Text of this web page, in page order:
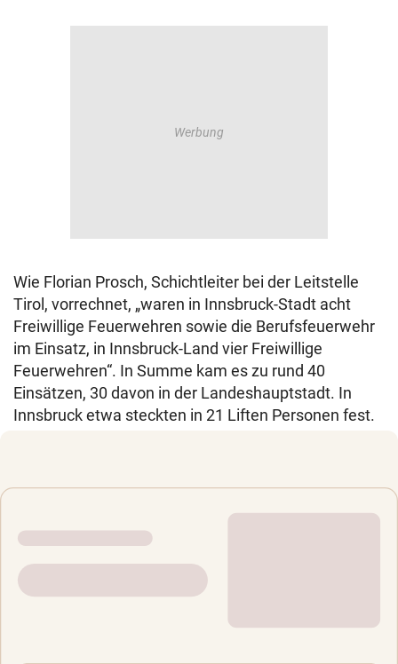
Wie Florian Prosch, Schichtleiter bei der Leitstelle
Tirol, vorrechnet, „waren in Innsbruck-Stadt acht
Freiwillige Feuerwehren sowie die Berufsfeuerwehr
im Einsatz, in Innsbruck-Land vier Freiwillige
Feuerwehren“. In Summe kam es zu rund 40
Einsätzen, 30 davon in der Landeshauptstadt. In
Innsbruck etwa steckten in 21 Liften Personen fest.